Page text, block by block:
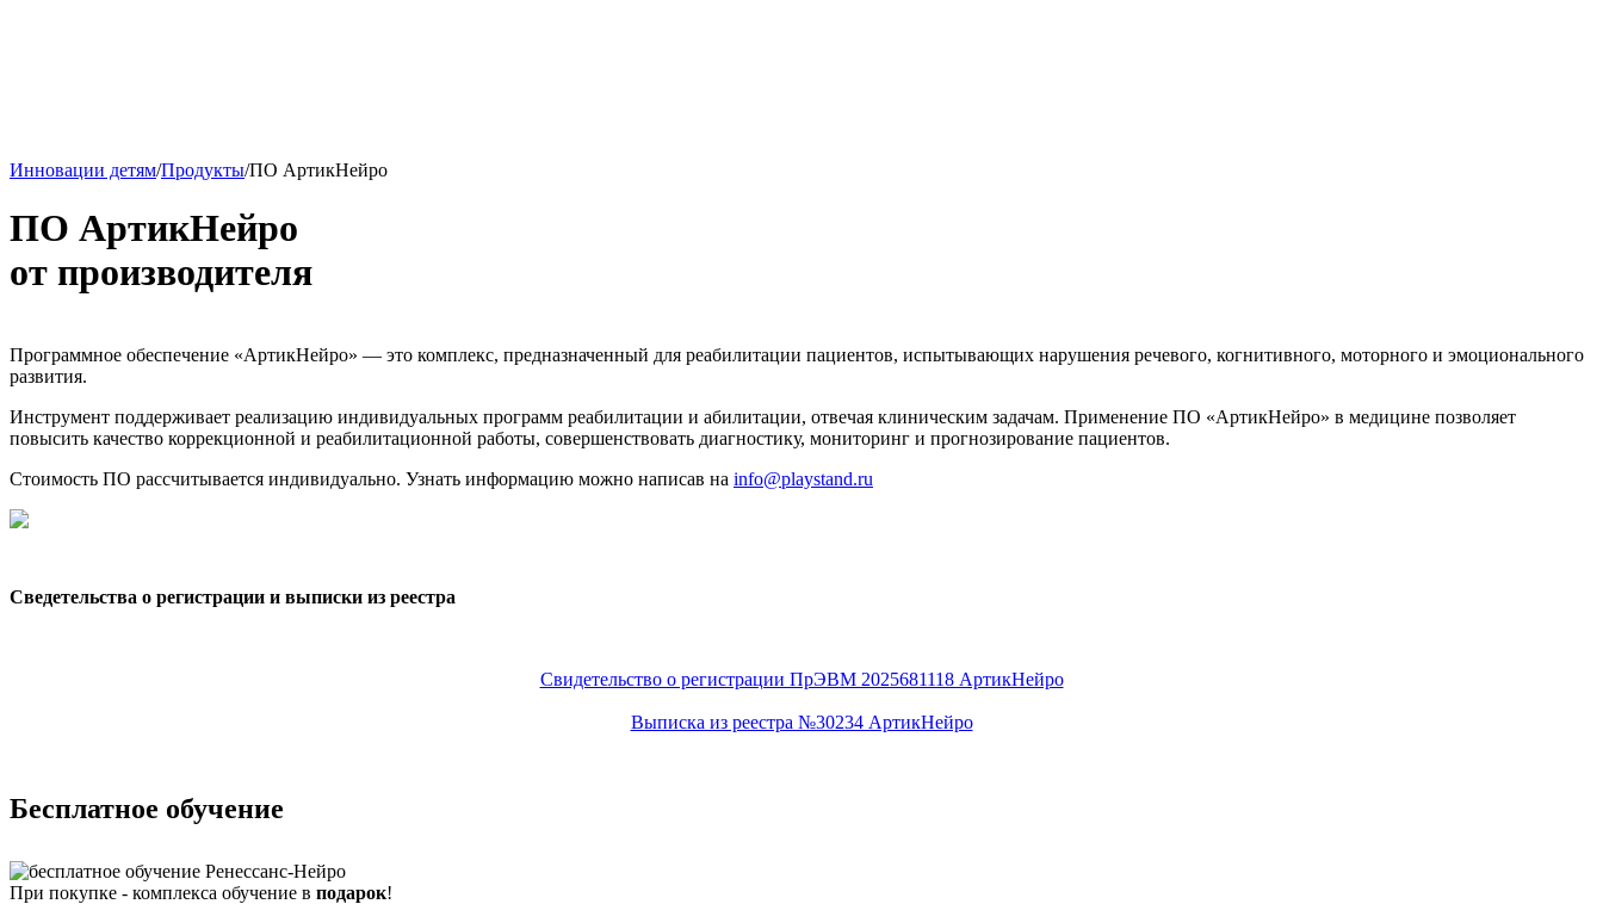
Инновации детям/Продукты/ПО АртикНейро
ПО АртикНейро
от производителя
Программное обеспечение «АртикНейро» — это комплекс, предназначенный для реабилитации пациентов, испытывающих нарушения речевого, когнитивного, моторного и эмоционального
развития.
Инструмент поддерживает реализацию индивидуальных программ реабилитации и абилитации, отвечая клиническим задачам. Применение ПО «АртикНейро» в медицине позволяет
повысить качество коррекционной и реабилитационной работы, совершенствовать диагностику, мониторинг и прогнозирование пациентов.
Стоимость ПО рассчитывается индивидуально. Узнать информацию можно написав на info@playstand.ru
Сведетельства о регистрации и выписки из реестра
Свидетельство о регистрации ПрЭВМ 2025681118 АртикНейро
Выписка из реестра №30234 АртикНейро
Бесплатное обучение
При покупке - комплекса обучение в подарок!